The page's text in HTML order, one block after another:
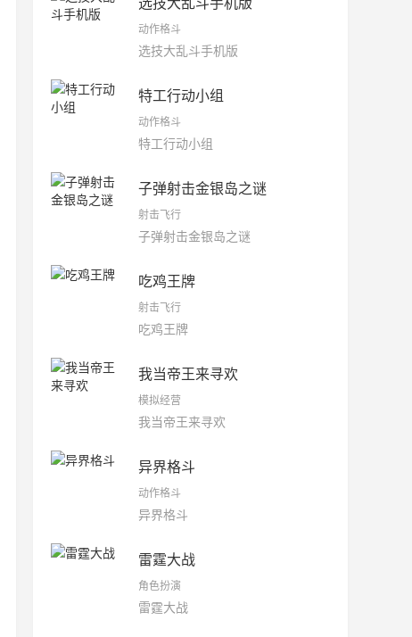
动作格斗
选技大乱斗手机版
特工行动小组
动作格斗
特工行动小组
子弹射击金银岛之谜
射击飞行
子弹射击金银岛之谜
吃鸡王牌
射击飞行
吃鸡王牌
我当帝王来寻欢
模拟经营
我当帝王来寻欢
异界格斗
动作格斗
异界格斗
雷霆大战
角色扮演
雷霆大战